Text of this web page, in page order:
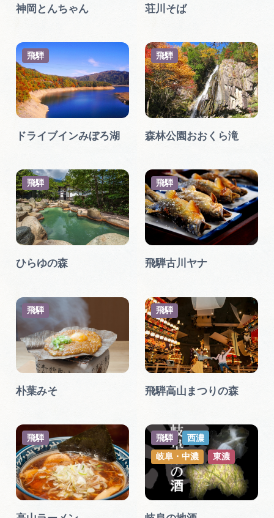
神岡とんちゃん 荘川そば
ドライブインみぼろ湖
飛騨
森林公園おおくら滝
飛騨
ひらゆの森
飛騨
飛騨古川ヤナ
飛騨
朴葉みそ
飛騨
飛騨高山まつりの森
飛騨
飛騨 飛騨 西濃
岐阜・中濃 東濃